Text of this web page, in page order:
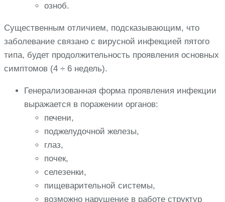
озноб.
Существенным отличием, подсказывающим, что
заболевание связано с вирусной инфекцией пятого
типа, будет продолжительность проявления основных
симптомов (4 ÷ 6 недель).
Генерализованная форма проявления инфекции
выражается в поражении органов:
печени,
поджелудочной железы,
глаз,
почек,
селезенки,
пищеварительной системы,
возможно нарушение в работе структур